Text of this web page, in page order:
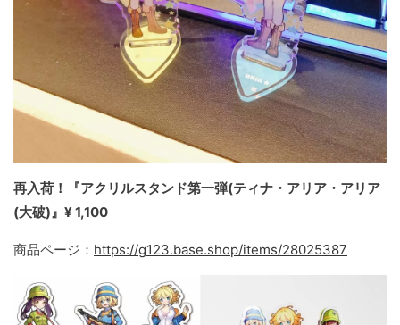
再入荷！『アクリルスタンド第一弾(ティナ・アリア・アリア
(大破)』¥ 1,100
商品ページ： https://g123.base.shop/items/28025387